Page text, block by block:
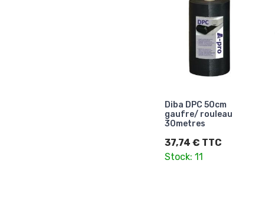
Diba DPC 50cm
gaufre/ rouleau
30metres
37,74 € TTC
Stock: 11